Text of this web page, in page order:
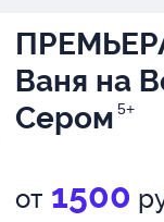
Ваня на
Сером 5+
от 1500